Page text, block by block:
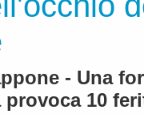
- Una
10